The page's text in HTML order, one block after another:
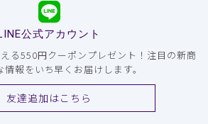
公式アカウント
る550円クーポンプレゼント！注目の新商
情報をいち早くお届けします。
友達追加はこちら